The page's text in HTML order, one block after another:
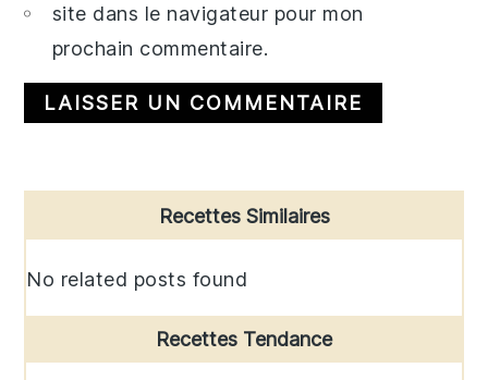
site dans le navigateur pour mon
prochain commentaire.
Sidebar
Recettes Similaires
No related posts found
Recettes Tendance